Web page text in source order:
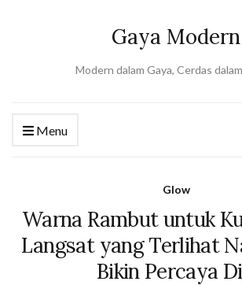
Gaya Modern
Modern dalam Gaya, Cerdas
Menu
Glow
Warna Rambut untuk
Langsat yang Terlihat
Bikin Percaya